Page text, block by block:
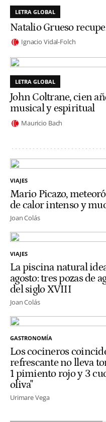
LETRA GLOBAL
Natalio Grueso
Ignacio Vidal-Folch
LETRA GLOBAL
John Coltrane, cien
musical y espiritual
Mauricio Bach
VIAJES
Mario Picazo,
de calor intenso y
Joan Colás
VIAJES
La piscina natural
agosto: tres pozas de
del siglo XVIII
Joan Colás
GASTRONOMÍA
Los cocineros
refrescante no lleva
1 pimiento rojo y 3
oliva"
Urimare Vega